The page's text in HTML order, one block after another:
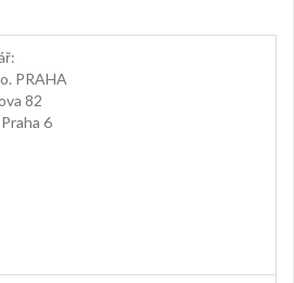
PRAHA
82
6